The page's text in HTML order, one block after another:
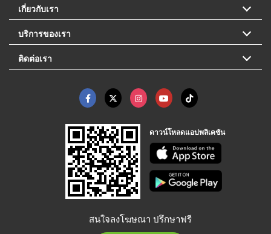
เกี่ยวกับเรา
บริการของเรา
ติดต่อเรา
ดาวน์โหลดแอปพลิเคชัน
สนใจลงโฆษณา ปรึกษาฟรี